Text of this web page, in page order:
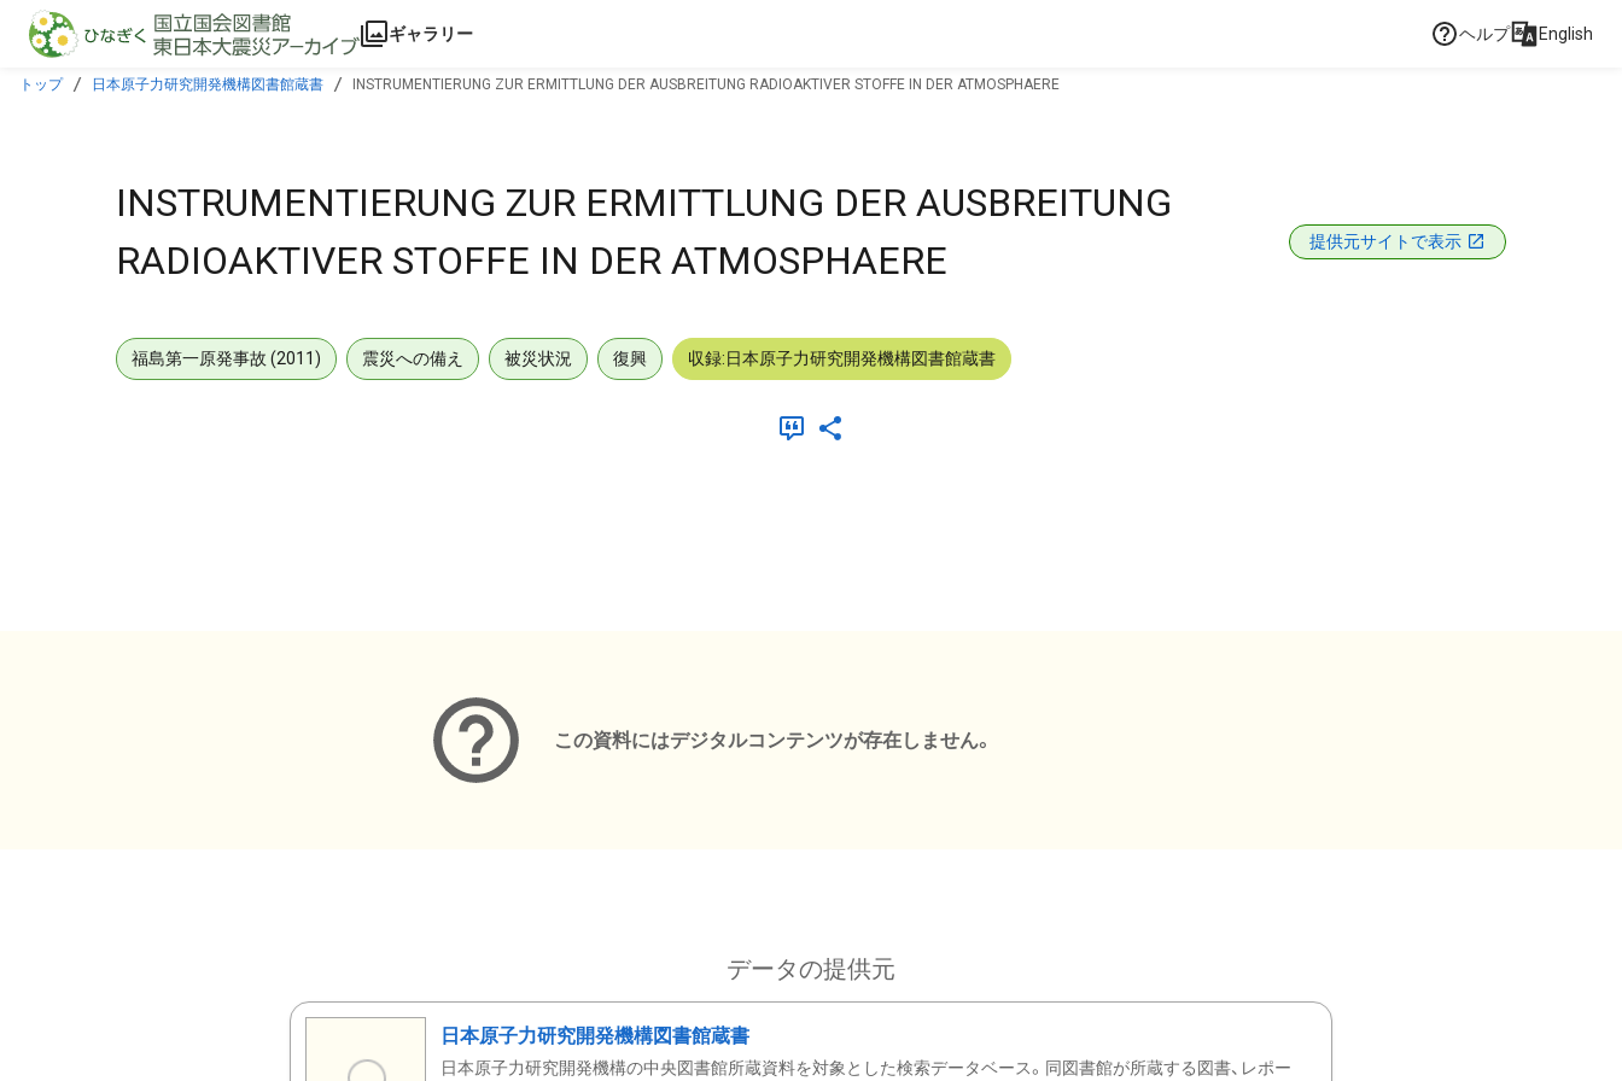
本文に飛ぶ
ギャラリー ヘルプ English
トップ 日本原子力研究開発機構図書館蔵書 INSTRUMENTIERUNG ZUR ERMITTLUNG DER AUSBREITUNG RADIOAKTIVER STOFFE IN DER ATMOSPHAERE
INSTRUMENTIERUNG ZUR ERMITTLUNG DER AUSBREITUNG
RADIOAKTIVER STOFFE IN DER ATMOSPHAERE
提供元サイトで表示
福島第一原発事故 (2011) 震災への備え 被災状況 復興 収録:日本原子力研究開発機構図書館蔵書
この資料にはデジタルコンテンツが存在しません。
データの提供元
日本原子力研究開発機構図書館蔵書
日本原子力研究開発機構の中央図書館所蔵資料を対象とした検索データベース。同図書館が所蔵する図書、レポー